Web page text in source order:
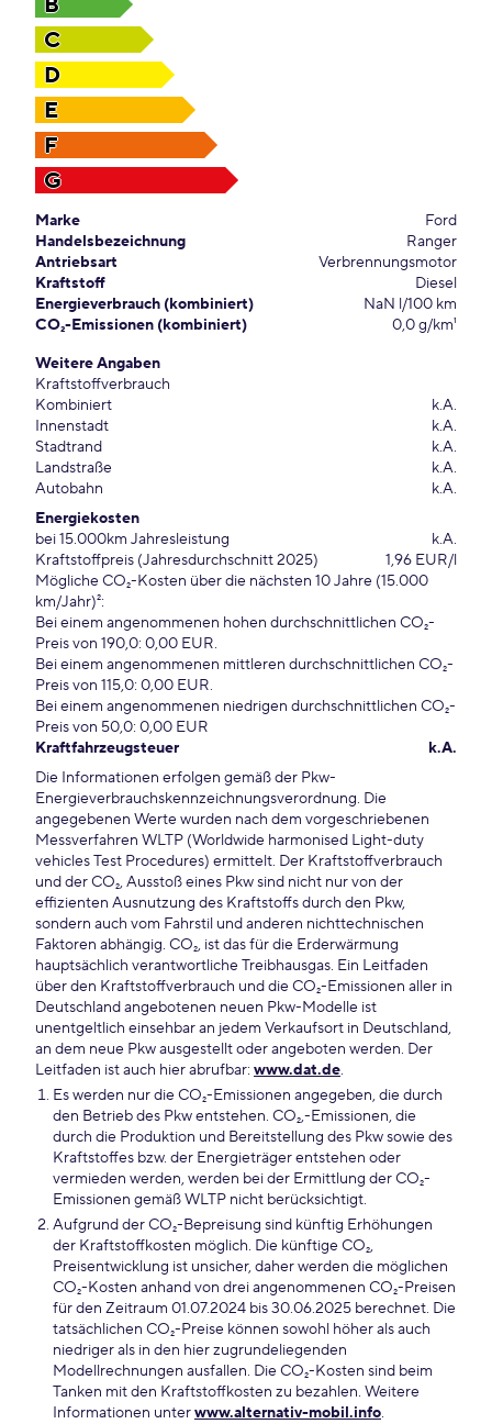
C
D
E
F
G
Marke
Ford
Handelsbezeichnung
Ranger
Antriebsart
Verbrennungsmotor
Kraftstoff
Diesel
Energieverbrauch (kombiniert)
NaN l/100 km
CO₂-Emissionen (kombiniert)
0,0 g/km¹
Weitere Angaben
Kraftstoffverbrauch
Kombiniert
k.A.
Innenstadt
k.A.
Stadtrand
k.A.
Landstraße
k.A.
Autobahn
k.A.
Energiekosten
bei 15.000km Jahresleistung
k.A.
Kraftstoffpreis (Jahresdurchschnitt 2025)
1,96 EUR/l
Mögliche CO₂-Kosten über die nächsten 10 Jahre (15.000
km/Jahr)²:
Bei einem angenommenen hohen durchschnittlichen CO₂-
Preis von 190,0: 0,00 EUR.
Bei einem angenommenen mittleren durchschnittlichen CO₂-
Preis von 115,0: 0,00 EUR.
Bei einem angenommenen niedrigen durchschnittlichen CO₂-
Preis von 50,0: 0,00 EUR
Kraftfahrzeugsteuer
k.A.
Die Informationen erfolgen gemäß der Pkw-
Energieverbrauchskennzeichnungsverordnung. Die
angegebenen Werte wurden nach dem vorgeschriebenen
Messverfahren WLTP (Worldwide harmonised Light-duty
vehicles Test Procedures) ermittelt. Der Kraftstoffverbrauch
und der CO₂, Ausstoß eines Pkw sind nicht nur von der
effizienten Ausnutzung des Kraftstoffs durch den Pkw,
sondern auch vom Fahrstil und anderen nichttechnischen
Faktoren abhängig. CO₂, ist das für die Erderwärmung
hauptsächlich verantwortliche Treibhausgas. Ein Leitfaden
über den Kraftstoffverbrauch und die CO₂-Emissionen aller in
Deutschland angebotenen neuen Pkw-Modelle ist
unentgeltlich einsehbar an jedem Verkaufsort in Deutschland,
an dem neue Pkw ausgestellt oder angeboten werden. Der
Leitfaden ist auch hier abrufbar: www.dat.de.
Es werden nur die CO₂-Emissionen angegeben, die durch
den Betrieb des Pkw entstehen. CO₂,-Emissionen, die
durch die Produktion und Bereitstellung des Pkw sowie des
Kraftstoffes bzw. der Energieträger entstehen oder
vermieden werden, werden bei der Ermittlung der CO₂-
Emissionen gemäß WLTP nicht berücksichtigt.
Aufgrund der CO₂-Bepreisung sind künftig Erhöhungen
der Kraftstoffkosten möglich. Die künftige CO₂,
Preisentwicklung ist unsicher, daher werden die möglichen
CO₂-Kosten anhand von drei angenommenen CO₂-Preisen
für den Zeitraum 01.07.2024 bis 30.06.2025 berechnet. Die
tatsächlichen CO₂-Preise können sowohl höher als auch
niedriger als in den hier zugrundeliegenden
Modellrechnungen ausfallen. Die CO₂-Kosten sind beim
Tanken mit den Kraftstoffkosten zu bezahlen. Weitere
Informationen unterwww.alternativ-mobil.info.